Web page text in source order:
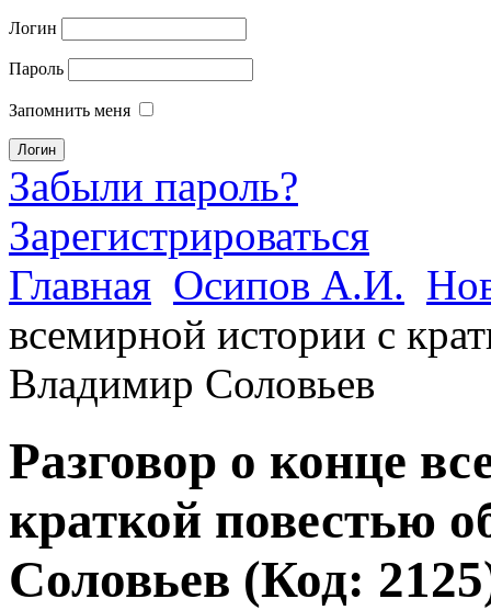
Логин
Пароль
Запомнить меня
Забыли пароль?
Зарегистрироваться
Главная Осипов А.И.
всемирной истории с
Владимир Соловьев
Разговор о конце
краткой повестью
Соловьев (Код: 2125